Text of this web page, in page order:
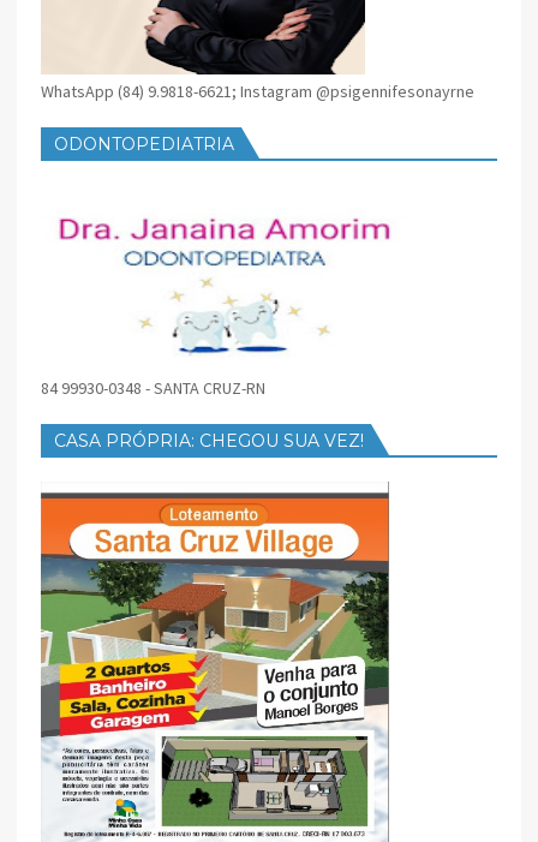
WhatsApp (84) 9.9818-6621; Instagram @psigennifesonayrne
ODONTOPEDIATRIA
84 99930-0348 - SANTA CRUZ-RN
CASA PRÓPRIA: CHEGOU SUA VEZ!